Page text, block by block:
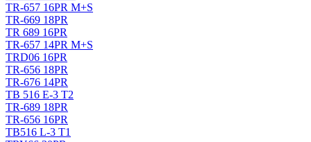
TR-657 16PR M+S
TR-669 18PR
TR 689 16PR
TR-657 14PR M+S
TRD06 16PR
TR-656 18PR
TR-676 14PR
TB 516 E-3 T2
TR-689 18PR
TR-656 16PR
TB516 L-3 T1